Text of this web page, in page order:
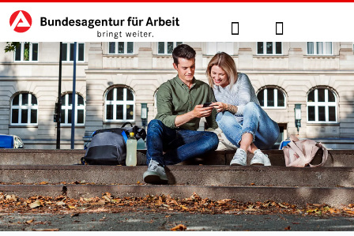
zu den Hauptinhalten springen
Hauptnavigation Suche Anmelden